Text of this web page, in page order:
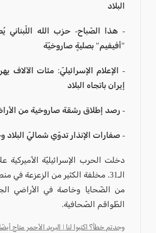
البلاد
- هذا الصّباح- حزب الله اللّبناني
"أفيفيم" بصليةٍ صاروخيّة
- الإعلام الإسرائيليّ: مئات
إيران باتجاه البلاد
- رصد إطلاق رشقة صاروخية من
- صفارات الإنذار تدوّي شماليّ البلاد
الـ31. مخلفة الكثير من الزعزعة
من الضّحايا وخاصة في الأراضي
الطّواقم الصّحافية.
وجدتم خطأ؟ اكتبوا لنا | البريد الأحمر متاح